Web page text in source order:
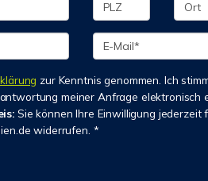
zur Kenntnis genommen. Ich
meiner Anfrage elektronisch
Sie können Ihre Einwilligung jederzeit
widerrufen. *